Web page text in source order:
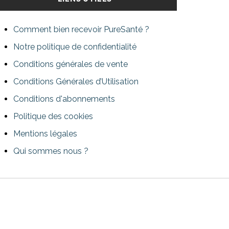
Comment bien recevoir PureSanté ?
Notre politique de confidentialité
Conditions générales de vente
Conditions Générales d’Utilisation
Conditions d'abonnements
Politique des cookies
Mentions légales
Qui sommes nous ?